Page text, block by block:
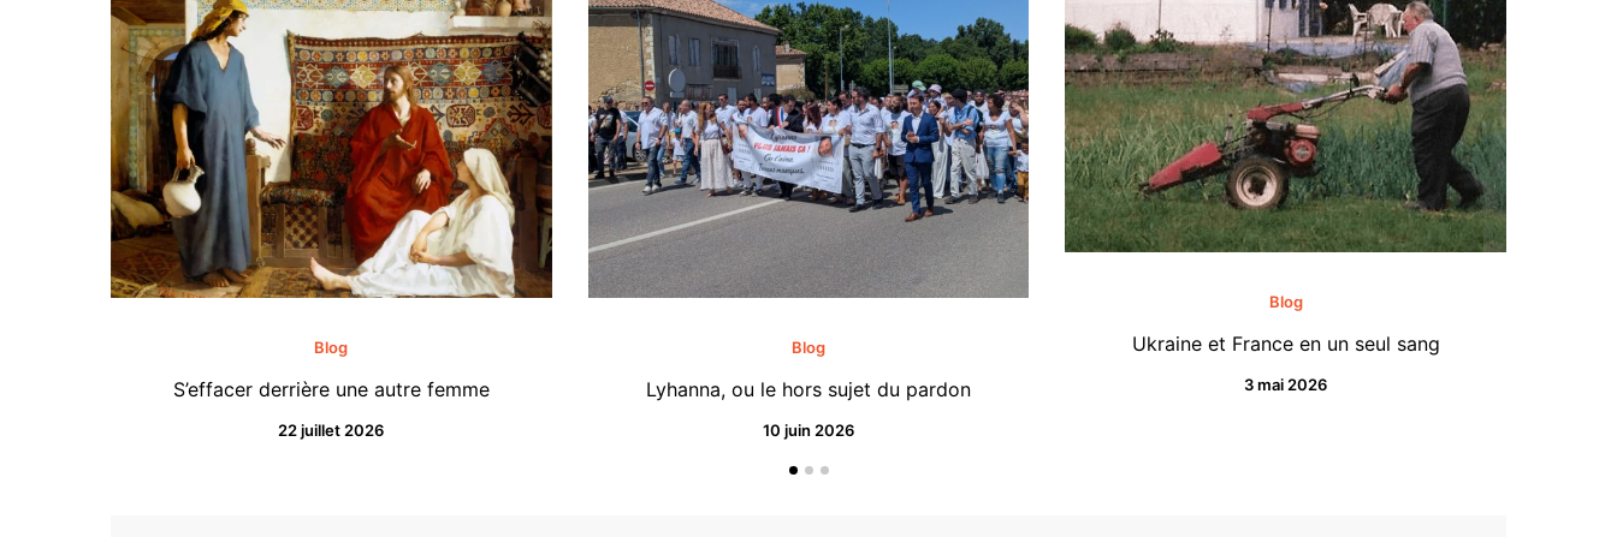
Blog
S’effacer derrière une autre femme
22 juillet 2026
Blog
Lyhanna, ou le hors sujet du pardon
10 juin 2026
Blog
Ukraine et France en un seul sang
3 mai 2026